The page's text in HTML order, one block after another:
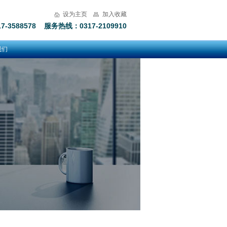
设为主页 加入收藏
3588578 服务热线：0317-2109910
们